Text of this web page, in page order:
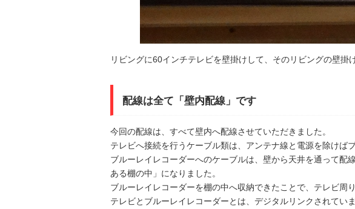
リビングに60インチテレビを壁掛けして、そのリビングの壁掛
配線は全て「壁内配線」です
今回の配線は、すべて壁内へ配線させていただきました。
テレビへ接続を行うケーブル類は、アンテナ線と電源を除けば
ブルーレイレコーダーへのケーブルは、壁から天井を通って配
ある棚の中」になりました。
ブルーレイレコーダーを棚の中へ収納できたことで、テレビ周
テレビとブルーレイレコーダーとは、デジタルリンクされて